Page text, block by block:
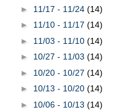
► 11/17 - 11/24 (14)
► 11/10 - 11/17 (14)
► 11/03 - 11/10 (14)
► 10/27 - 11/03 (14)
► 10/20 - 10/27 (14)
► 10/13 - 10/20 (14)
► 10/06 - 10/13 (14)